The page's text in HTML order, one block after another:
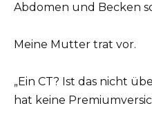
Abdomen und Becken
Meine Mutter trat vor.
„Ein CT? Ist das nicht
hat keine